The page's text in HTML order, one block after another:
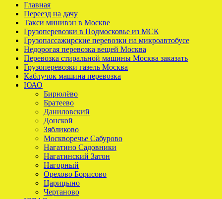
Главная
Переезд на дачу
Такси минивэн в Москве
Грузоперевозки в Подмосковье из МСК
Грузопассажирские перевозки на микроавтобусе
Недорогая перевозка вещей Москва
Перевозка стиральной машины Москва заказать
Грузоперевозки газель Москва
Каблучок машина перевозка
ЮАО
Бирюлёво
Братеево
Даниловский
Донской
Зябликово
Москворечье Сабурово
Нагатино Садовники
Нагатинский Затон
Нагорный
Орехово Борисово
Царицыно
Чертаново